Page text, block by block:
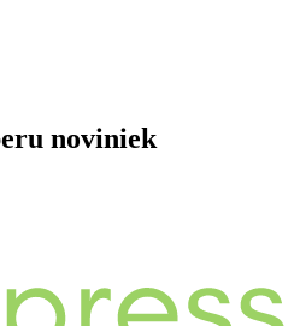
noviniek